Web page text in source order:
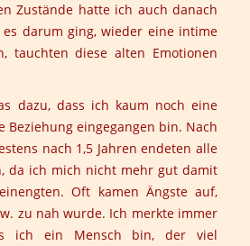
Zustände hatte ich auch danach
es darum ging, wieder eine intime
tauchten diese alten Emotionen
dazu, dass ich kaum noch eine
eingegangen bin. Nach
nach 1,5 Jahren endeten alle
da ich mich nicht mehr gut damit
Oft kamen Ängste auf,
zu nah wurde. Ich merkte immer
ich ein Mensch bin, der viel